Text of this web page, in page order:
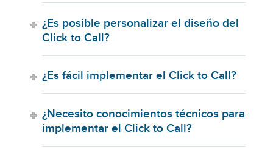
¿Es posible personalizar el diseño del
Click to Call?
¿Es fácil implementar el Click to Call?
¿Necesito conocimientos técnicos para
implementar el Click to Call?